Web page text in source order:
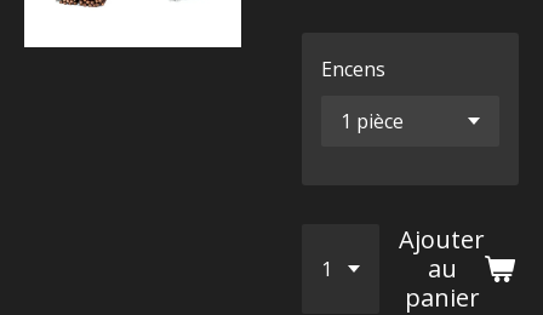
Encens
Ajouter
au
panier